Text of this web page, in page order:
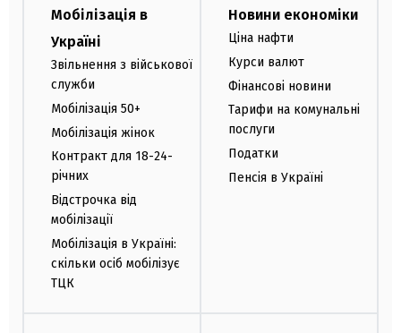
Мобілізація в
Україні
Звільнення з військової
служби
Мобілізація 50+
Мобілізація жінок
Контракт для 18-24-
річних
Відстрочка від
мобілізації
Мобілізація в Україні:
скільки осіб мобілізує
ТЦК
Новини економіки
Ціна нафти
Курси валют
Фінансові новини
Тарифи на комунальні
послуги
Податки
Пенсія в Україні